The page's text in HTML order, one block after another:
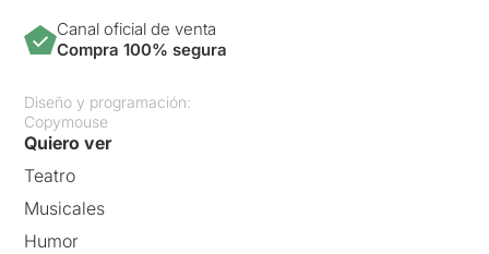
Canal oficial de venta
Compra 100% segura
Diseño y programación:
Copymouse
Quiero ver
Teatro
Musicales
Humor